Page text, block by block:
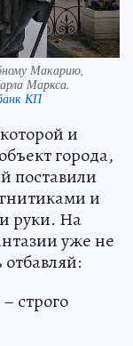
Макарию,
Маркса.
КП
и
города,
поставили
и
руки. На
уже не
отбавляй:
строго